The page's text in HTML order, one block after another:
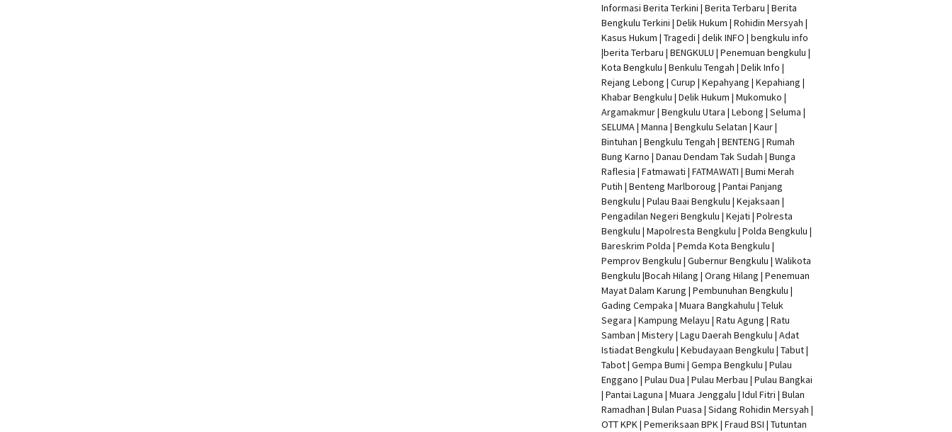
Informasi Berita Terkini |Berita Terbaru |Berita
Bengkulu Terkini |Delik Hukum |Rohidin Mersyah |
Kasus Hukum |Tragedi | delik INFO |bengkulu info
|berita Terbaru | BENGKULU |Penemuan bengkulu |
Kota Bengkulu | Benkulu Tengah |Delik Info |
Rejang Lebong | Curup | Kepahyang | Kepahiang |
Khabar Bengkulu |Delik Hukum | Mukomuko |
Argamakmur | Bengkulu Utara | Lebong | Seluma |
SELUMA | Manna | Bengkulu Selatan | Kaur |
Bintuhan | Bengkulu Tengah | BENTENG | Rumah
Bung Karno | Danau Dendam Tak Sudah | Bunga
Raflesia | Fatmawati | FATMAWATI | Bumi Merah
Putih | Benteng Marlboroug | Pantai Panjang
Bengkulu | Pulau Baai Bengkulu | Kejaksaan |
Pengadilan Negeri Bengkulu | Kejati |Polresta
Bengkulu |Mapolresta Bengkulu | Polda Bengkulu |
Bareskrim Polda | Pemda Kota Bengkulu |
Pemprov Bengkulu |Gubernur Bengkulu | Walikota
Bengkulu |Bocah Hilang | Orang Hilang |Penemuan
Mayat Dalam Karung |Pembunuhan Bengkulu |
Gading Cempaka | Muara Bangkahulu | Teluk
Segara | Kampung Melayu | Ratu Agung | Ratu
Samban | Mistery | Lagu Daerah Bengkulu | Adat
Istiadat Bengkulu | Kebudayaan Bengkulu | Tabut |
Tabot | Gempa Bumi | Gempa Bengkulu |Pulau
Enggano | Pulau Dua | Pulau Merbau | Pulau Bangkai
| Pantai Laguna | Muara Jenggalu | Idul Fitri | Bulan
Ramadhan | Bulan Puasa |Sidang Rohidin Mersyah |
OTT KPK | Pemeriksaan BPK | Fraud BSI |Tutuntan